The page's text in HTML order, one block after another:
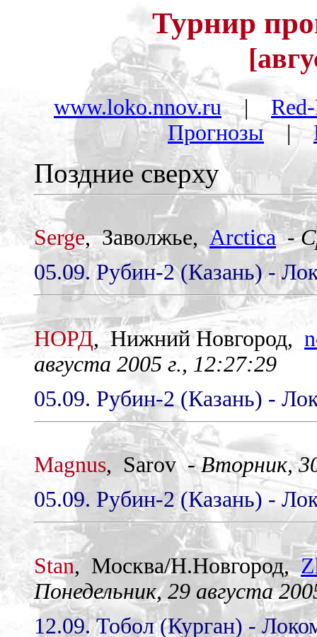
Турнир
www.loko.nnov.ru|
Прогнозы|
Поздние сверху
Serge, Заволжье, Arctica-
05.09. Рубин-2 (Казань) -
НОРД, Нижний Новгород,
августа 2005 г., 12:27:29
05.09. Рубин-2 (Казань) -
Magnus, Sarov -Вторник,
05.09. Рубин-2 (Казань) -
Stan, Mocква/Н.Новгород,
Понедельник, 29 августа
12.09. Тобол (Курган) -